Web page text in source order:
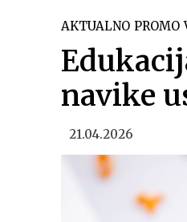
AKTUALNO PROMO
navike
21.04.2026